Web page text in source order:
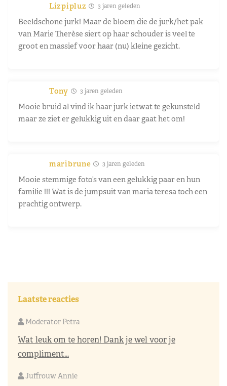
Lizpipluz 3 jaren geleden
Beeldschone jurk! Maar de bloem die de jurk/het pak
van Marie Therèse siert op haar schouder is veel te
groot en massief voor haar (nu) kleine gezicht.
Tony 3 jaren geleden
Mooie bruid al vind ik haar jurk ietwat te gekunsteld
maar ze ziet er gelukkig uit en daar gaat het om!
maribrune 3 jaren geleden
Mooie stemmige foto’s van een gelukkig paar en hun
familie !!! Wat is de jumpsuit van maria teresa toch een
prachtig ontwerp.
Laatste reacties
Moderator Petra
Wat leuk om te horen! Dank je wel voor je
compliment...
Juffrouw Annie